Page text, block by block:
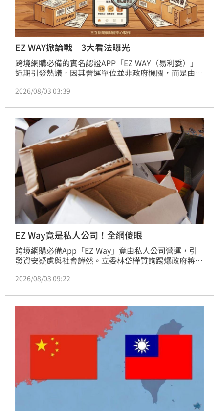
EZ WAY掀論戰 3大看法曝光
跨境網購必備的實名認證APP「EZ WAY（易利委）」
近期引發熱議，因其營運單位並非政府機關，而是由關
此，財政部關務署長彭英偉強調，推動線上委任是為防
該App，亦可採用紙本委任。針對外界質疑，網友反應
兩極，有人擔憂個資安全性，也有人認為政府委外辦理
公共服務相當常見。關務署表示，線上委任機制旨在落
實法遵與保障個資，未來將持續強化監管，呼籲民眾不
必過度恐慌，並會持續優化系統以確保資訊安全，維持
跨境通關的穩定與透明度。
2026/08/03 03:39
EZ Way竟是私人公司！全網傻眼
跨境網購必備App「EZ Way」竟由私人公司營運，引
發資安疑慮與社會譁然。立委林岱樺質詢踢爆政府將實
險。網紅陳沂等意見領袖對此提出質疑，關務署回應現
性。儘管關貿網路公司背景涉及官股，但強制使用的
App掌握全國民眾個資仍引發輿論強烈反彈，各界呼籲
政府應將跨境通關程序納入公共基礎建設，嚴格審視個
2026/08/03 09:22